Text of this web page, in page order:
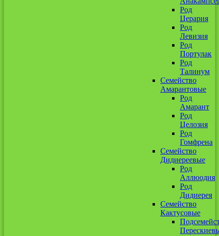
Род
Церария
Род
Левизия
Род
Портулак
Род
Талинум
Семейство
Амарантовые
Род
Амарант
Род
Целозия
Род
Гомфрена
Семейство
Дидиереевые
Род
Аллюодия
Род
Дидиерея
Семейство
Кактусовые